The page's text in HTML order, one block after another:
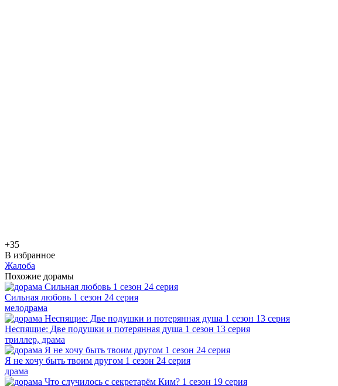
+35
В избранное
Жалоба
Похожие дорамы
Сильная любовь 1 сезон 24 серия
мелодрама
Неспящие: Две подушки и потерянная душа 1 сезон 13 серия
триллер, драма
Я не хочу быть твоим другом 1 сезон 24 серия
драма